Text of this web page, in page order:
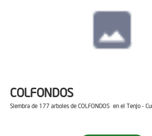
COLFONDOS
Siembra de 177 arboles de COLFONDOS en el Tenjo -